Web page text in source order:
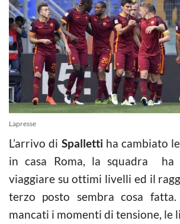
Lapresse
L’arrivo di Spalletti ha cambiato
in casa Roma, la squadra ha
viaggiare su ottimi livelli ed il
terzo posto sembra cosa
mancati i momenti di tensione, le